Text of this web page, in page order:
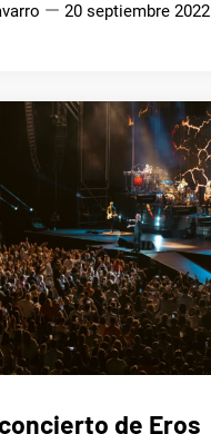
20 septiembre 2022
de Eros